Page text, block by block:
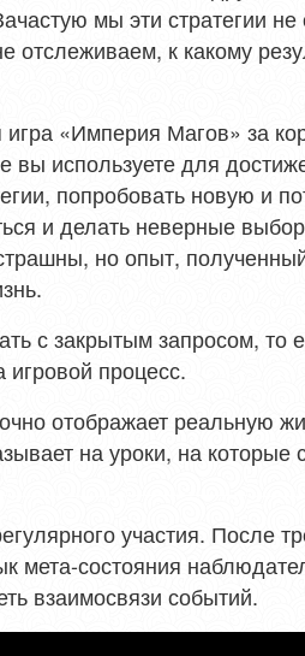
мы эти стратегии
отслеживаем, к какому
«Империя Магов» за
вы используете для
попробовать новую и
и делать неверные
но опыт,
с закрытым запросом, то
игровой процесс.
отображает реальную
на уроки, на которые
участия. После
мета-состояния
взаимосвязи событий.